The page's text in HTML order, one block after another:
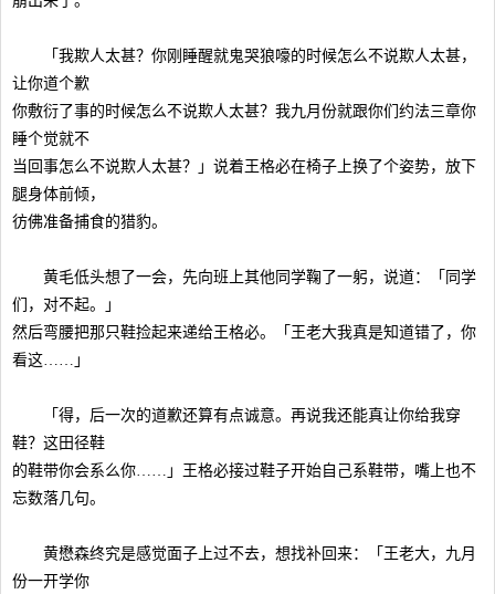
「我欺人太甚？你刚睡醒就鬼哭狼嚎的时候怎么不说欺人太甚，
让你道个歉
你敷衍了事的时候怎么不说欺人太甚？我九月份就跟你们约法三章你
睡个觉就不
当回事怎么不说欺人太甚？」说着王格必在椅子上换了个姿势，放下
腿身体前倾，
彷佛准备捕食的猎豹。
黄毛低头想了一会，先向班上其他同学鞠了一躬，说道：「同学
们，对不起。」
然后弯腰把那只鞋捡起来递给王格必。「王老大我真是知道错了，你
看这……」
「得，后一次的道歉还算有点诚意。再说我还能真让你给我穿
鞋？这田径鞋
的鞋带你会系么你……」王格必接过鞋子开始自己系鞋带，嘴上也不
忘数落几句。
黄懋森终究是感觉面子上过不去，想找补回来：「王老大，九月
份一开学你